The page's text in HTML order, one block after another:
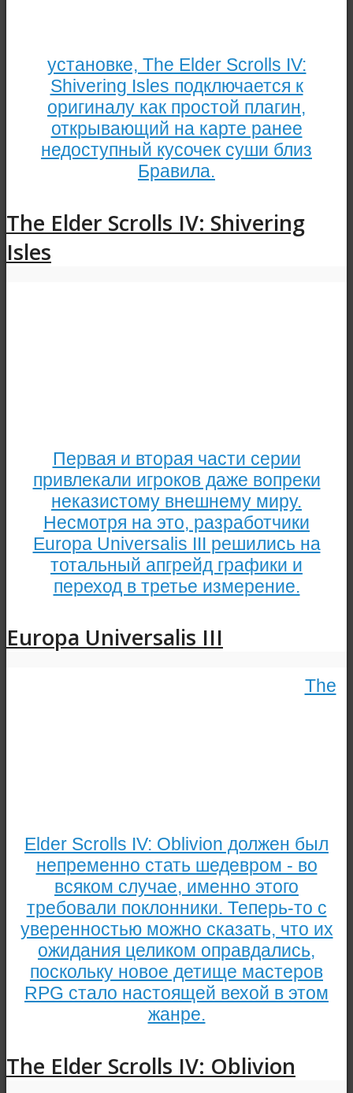
установке, The Elder Scrolls IV:
Shivering Isles подключается к
оригиналу как простой плагин,
открывающий на карте ранее
недоступный кусочек суши близ
Бравила.
The Elder Scrolls IV: Shivering
Isles
Первая и вторая части серии
привлекали игроков даже вопреки
неказистому внешнему миру.
Несмотря на это, разработчики
Europa Universalis III решились на
тотальный апгрейд графики и
переход в третье измерение.
Europa Universalis III
The
Elder Scrolls IV: Oblivion должен был
непременно стать шедевром - во
всяком случае, именно этого
требовали поклонники. Теперь-то с
уверенностью можно сказать, что их
ожидания целиком оправдались,
поскольку новое детище мастеров
RPG стало настоящей вехой в этом
жанре.
The Elder Scrolls IV: Oblivion